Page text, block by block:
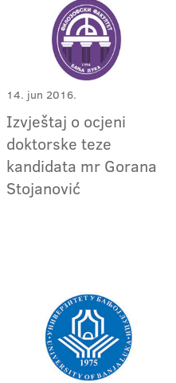
14. jun 2016.
Izvještaj o ocjeni
doktorske teze
kandidata mr Gorana
Stojanović